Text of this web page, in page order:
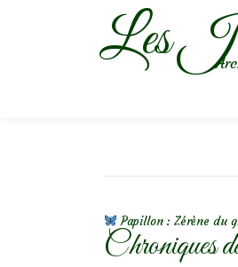
Les
Papillon : Zérène du
Chroniques